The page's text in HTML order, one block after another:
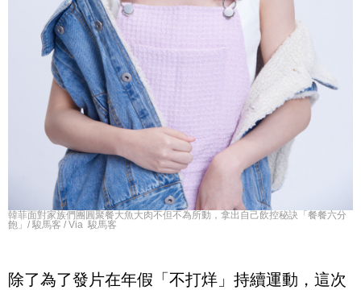
韓菲面對家族們團圓聚餐大魚大肉不但不為所動，拿出自己飲控秘訣「餐餐六分
飽」/ 駿馬客 / Via 駿馬客
除了為了發片在年假「不打烊」持續運動，這次